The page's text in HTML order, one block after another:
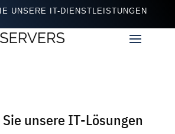
UNSERE IT-DIENSTLEISTUNGEN
unsere IT-Lösungen